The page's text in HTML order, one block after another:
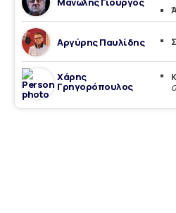
Αργύρης Παυλίδης
Χάρης
Γρηγορόπουλος